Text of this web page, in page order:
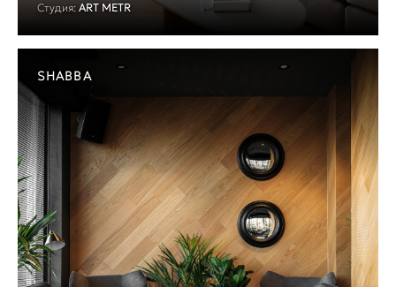
Студия: ART METR
SHABBA